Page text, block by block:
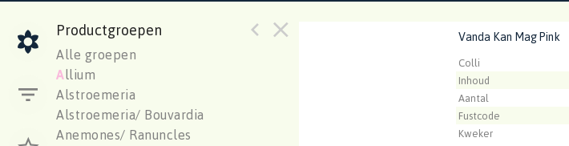
Productgroepen
Alle groepen
Allium
Alstroemeria
Alstroemeria/ Bouvardia
Anemones/ Ranuncles
Vanda Kan Mag Pink
Colli
Inhoud
Aantal
Fustcode
Kweker
U moet ingelogd zijn om te kunnen kopen.